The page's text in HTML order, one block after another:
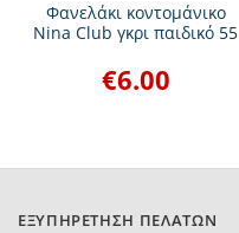
Φανελάκι κοντομάνικο
Nina Club γκρι παιδικό 55
€6.00
ΕΞΥΠΗΡΈΤΗΣΗ ΠΕΛΑΤΏΝ